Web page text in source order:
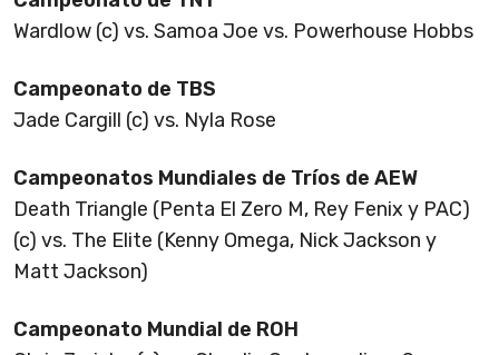
Wardlow (c) vs. Samoa Joe vs. Powerhouse Hobbs
Campeonato de TBS
Jade Cargill (c) vs. Nyla Rose
Campeonatos Mundiales de Tríos de AEW
Death Triangle (Penta El Zero M, Rey Fenix y PAC)
(c) vs. The Elite (Kenny Omega, Nick Jackson y
Matt Jackson)
Campeonato Mundial de ROH